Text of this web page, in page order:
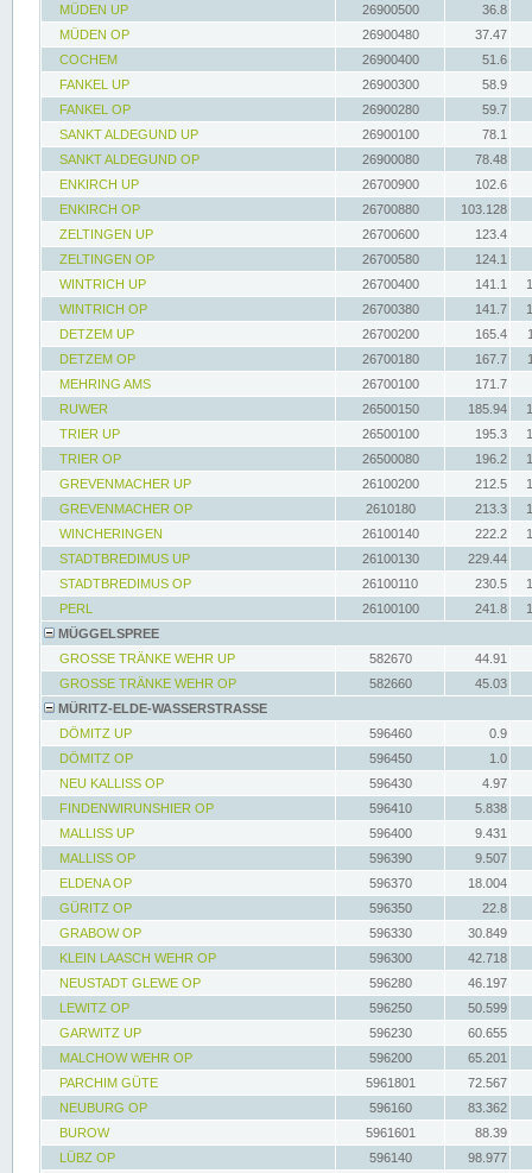
MÜDEN UP
26900500
36.8
MÜDEN OP
26900480
37.47
COCHEM
26900400
51.6
FANKEL UP
26900300
58.9
FANKEL OP
26900280
59.7
SANKT ALDEGUND UP
26900100
78.1
SANKT ALDEGUND OP
26900080
78.48
ENKIRCH UP
26700900
102.6
ENKIRCH OP
26700880
103.128
ZELTINGEN UP
26700600
123.4
ZELTINGEN OP
26700580
124.1
WINTRICH UP
26700400 141.1
WINTRICH OP
26700380 141.7
DETZEM UP
26700200 165.4
DETZEM OP
26700180 167.7
MEHRING AMS
26700100
171.7
RUWER
26500150 185.94
TRIER UP
26500100 195.3
TRIER OP
26500080 196.2
GREVENMACHER UP
26100200 212.5
GREVENMACHER OP
2610180 213.3
WINCHERINGEN
26100140 222.2
STADTBREDIMUS UP
26100130
229.44
STADTBREDIMUS OP
26100110 230.5
PERL
26100100 241.8
MÜGGELSPREE
GROSSE TRÄNKE WEHR UP
582670
44.91
GROSSE TRÄNKE WEHR OP
582660
45.03
MÜRITZ-ELDE-WASSERSTRASSE
DÖMITZ UP
596460
0.9
DÖMITZ OP
596450
1.0
NEU KALLISS OP
596430
4.97
FINDENWIRUNSHIER OP
596410
5.838
MALLISS UP
596400
9.431
MALLISS OP
596390
9.507
ELDENA OP
596370
18.004
GÜRITZ OP
596350
22.8
GRABOW OP
596330
30.849
KLEIN LAASCH WEHR OP
596300
42.718
NEUSTADT GLEWE OP
596280
46.197
LEWITZ OP
596250
50.599
GARWITZ UP
596230
60.655
MALCHOW WEHR OP
596200
65.201
PARCHIM GÜTE
5961801
72.567
NEUBURG OP
596160
83.362
BUROW
5961601
88.39
LÜBZ OP
596140
98.977